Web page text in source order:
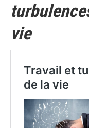
vie